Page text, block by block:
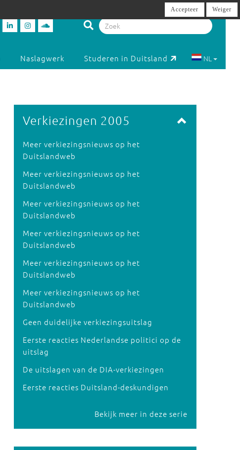
Naslagwerk Studeren in Duitsland NL
Verkiezingen 2005
Meer verkiezingsnieuws op het
Duitslandweb
Meer verkiezingsnieuws op het
Duitslandweb
Meer verkiezingsnieuws op het
Duitslandweb
Meer verkiezingsnieuws op het
Duitslandweb
Meer verkiezingsnieuws op het
Duitslandweb
Meer verkiezingsnieuws op het
Duitslandweb
Geen duidelijke verkiezingsuitslag
Eerste reacties Nederlandse politici op de
uitslag
De uitslagen van de DIA-verkiezingen
Eerste reacties Duitsland-deskundigen
Bekijk meer in deze serie
Accepteer Weiger